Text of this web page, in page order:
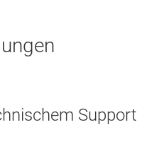
Support